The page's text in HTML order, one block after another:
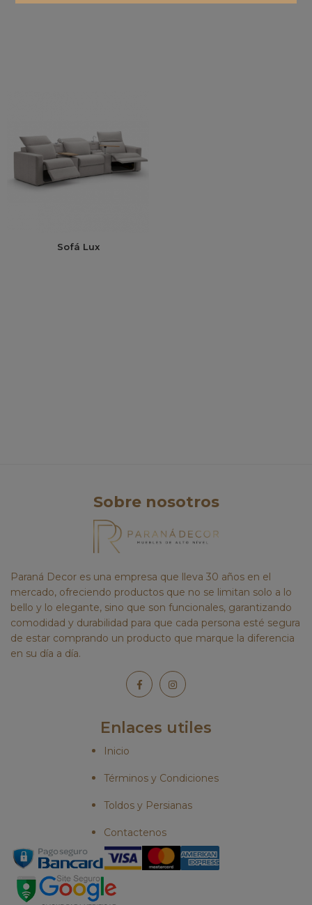
Sofá Lux
Sobre nosotros
Paraná Decor es una empresa que lleva 30 años en el
mercado, ofreciendo productos que no se limitan solo a lo
bello y lo elegante, sino que son funcionales, garantizando
comodidad y durabilidad para que cada persona esté segura
de estar comprando un producto que marque la diferencia
en su día a día.
Enlaces utiles
Inicio
Términos y Condiciones
Toldos y Persianas
Contactenos